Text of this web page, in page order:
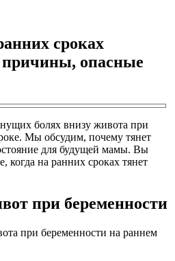
сроках
опасные
болях внизу живота при
Мы обсудим, почему тянет
для будущей мамы. Вы
когда на ранних сроках тянет
при беременности